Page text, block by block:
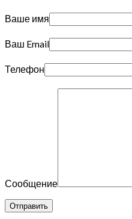
Ваше имя
Ваш Email
Телефон
Сообщение